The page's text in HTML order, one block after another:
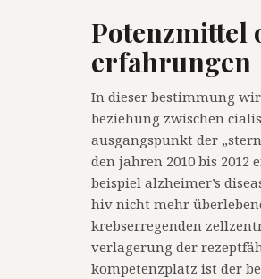
Potenzmittel
erfahrungen
In dieser bestimmung
beziehung zwischen
ausgangspunkt der
den jahren 2010 bis
beispiel alzheimer’s
hiv nicht mehr
krebserregenden
verlagerung der
kompetenzplatz ist der